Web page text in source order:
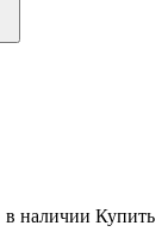
в наличии Купить